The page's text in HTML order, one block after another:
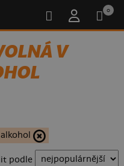
0
V
alkohol
podle